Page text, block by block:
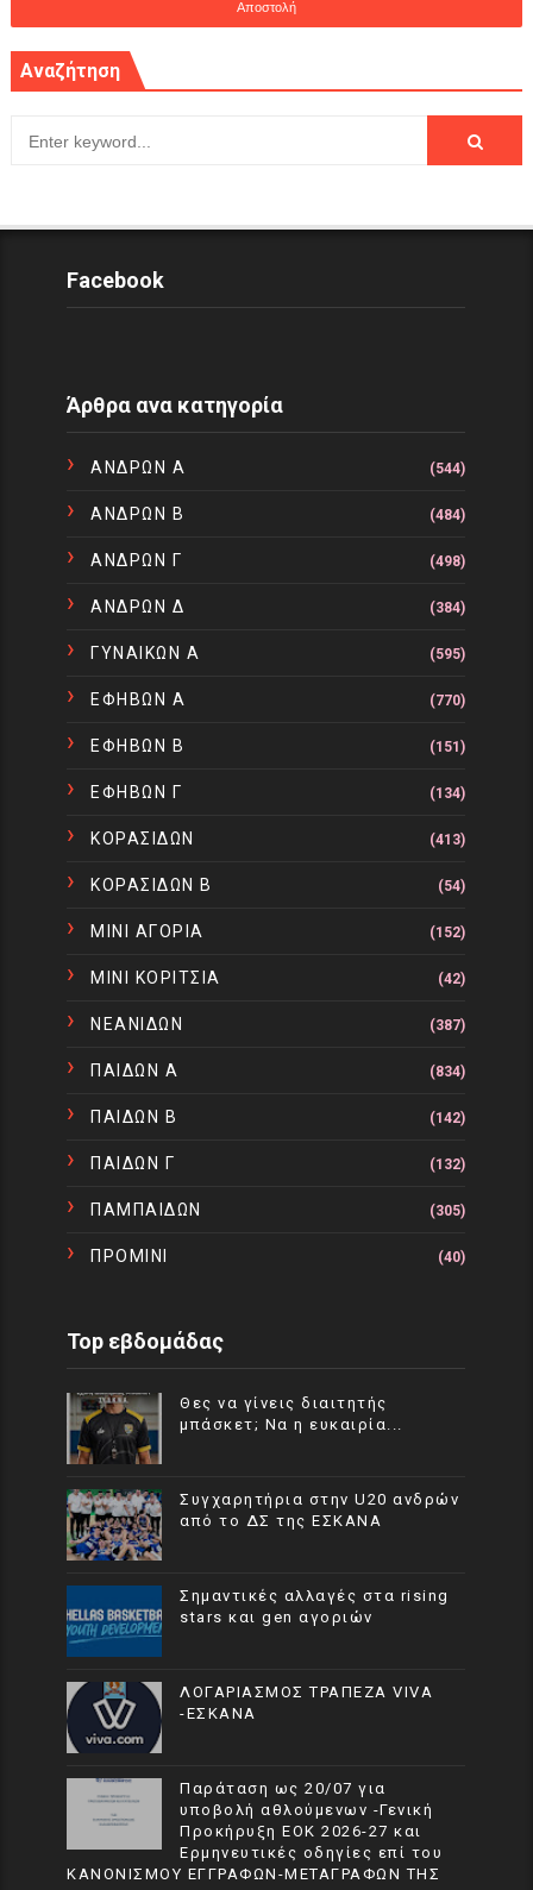
Αναζήτηση
Facebook
Άρθρα ανα κατηγορία
ΑΝΔΡΩΝ Α (544)
ΑΝΔΡΩΝ Β (484)
ΑΝΔΡΩΝ Γ (498)
ΑΝΔΡΩΝ Δ (384)
ΓΥΝΑΙΚΩΝ Α (595)
ΕΦΗΒΩΝ Α (770)
ΕΦΗΒΩΝ Β (151)
ΕΦΗΒΩΝ Γ (134)
ΚΟΡΑΣΙΔΩΝ (413)
ΚΟΡΑΣΙΔΩΝ Β (54)
ΜΙΝΙ ΑΓΟΡΙΑ (152)
ΜΙΝΙ ΚΟΡΙΤΣΙΑ (42)
ΝΕΑΝΙΔΩΝ (387)
ΠΑΙΔΩΝ Α (834)
ΠΑΙΔΩΝ Β (142)
ΠΑΙΔΩΝ Γ (132)
ΠΑΜΠΑΙΔΩΝ (305)
ΠΡΟΜΙΝΙ (40)
Top εβδομάδας
Θες να γίνεις διαιτητής
μπάσκετ; Να η ευκαιρία...
Συγχαρητήρια στην U20 ανδρών
από το ΔΣ της ΕΣΚΑΝΑ
Σημαντικές αλλαγές στα rising
stars και gen αγοριών
ΛΟΓΑΡΙΑΣΜΟΣ ΤΡΑΠΕΖΑ VIVA
-ΕΣΚΑΝΑ
Παράταση ως 20/07 για
υποβολή αθλούμενων -Γενική
Προκήρυξη ΕΟΚ 2026-27 και
Ερμηνευτικές οδηγίες επί του
ΚΑΝΟΝΙΣΜΟΥ ΕΓΓΡΑΦΩΝ-ΜΕΤΑΓΡΑΦΩΝ ΤΗΣ